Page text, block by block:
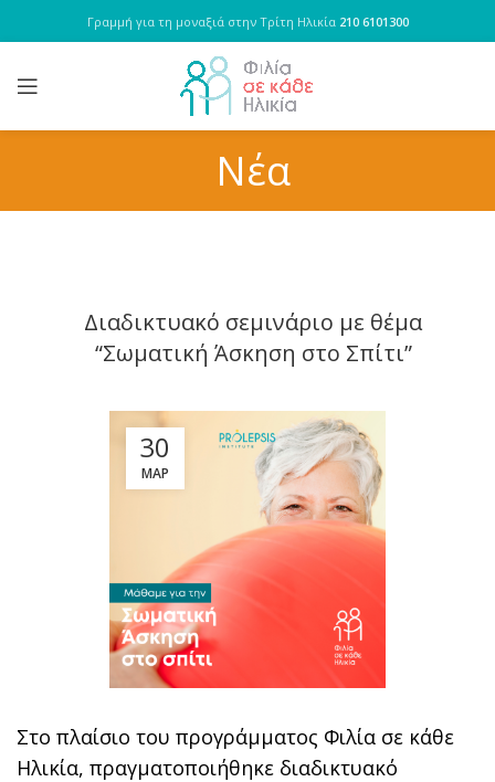
Γραμμή για τη μοναξιά στην Τρίτη Ηλικία 210 6101300
Νέα
Διαδικτυακό σεμινάριο με θέμα
“Σωματική Άσκηση στο Σπίτι”
30
ΜΑΡ
Στο πλαίσιο του προγράμματος Φιλία σε κάθε
Ηλικία, πραγματοποιήθηκε διαδικτυακό